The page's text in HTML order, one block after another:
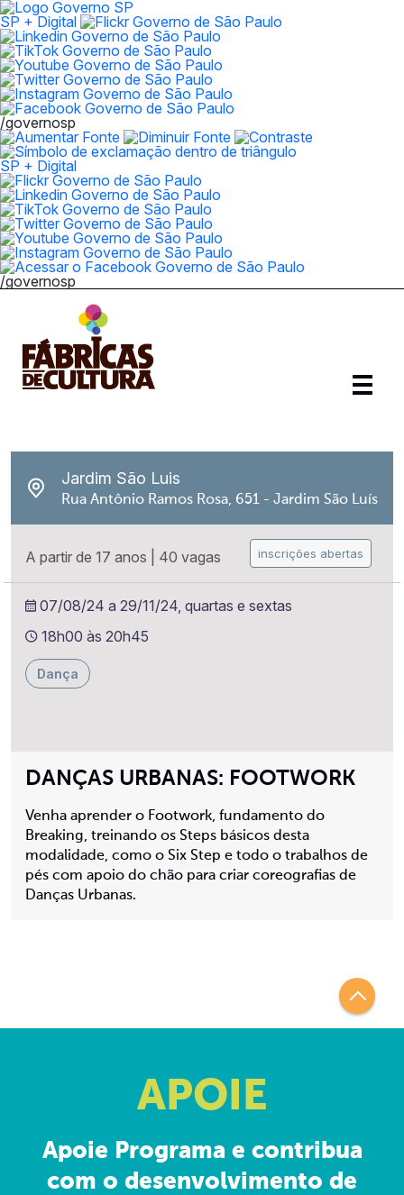
SP + Digital
/governosp
SP + Digital
/governosp
DANÇAS URBANAS: FOOTWORK
Venha aprender o Footwork, fundamento do
Breaking, treinando os Steps básicos desta
modalidade, como o Six Step e todo o trabalhos de
pés com apoio do chão para criar coreografias de
Danças Urbanas.
Jardim São Luis
Rua Antônio Ramos Rosa, 651 - Jardim São Luís
A partir de 17 anos 40 vagas inscrições abertas
07/08/24 a 29/11/24, quartas e sextas
18h00 às 20h45
Dança
APOIE
Apoie Programa e contribua
com o desenvolvimento de